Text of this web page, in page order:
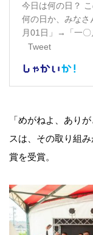
「めがねよ、あり
スは、その取り組
賞を受賞。